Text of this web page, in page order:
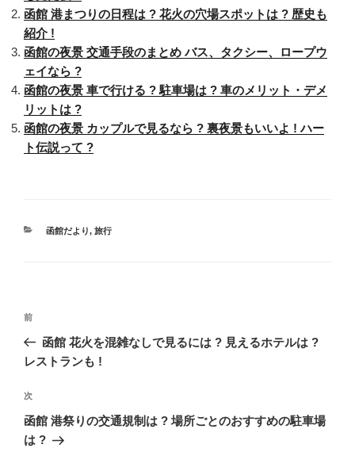
函館 港まつりの日程は ? 花火の穴場スポットは ? 歴史も
紹介 !
函館の夜景 交通手段のまとめ バス、タクシー、ロープウ
ェイなら ?
函館の夜景 車で行ける ? 駐車場は ? 車のメリット・デメ
リットは ?
函館の夜景 カップルで見るなら ? 裏夜景もいいよ ! ハー
ト伝説って ?
カ
函館だより, 旅行
投
ナ
ゲ
ー
シ
過
去
の
稿
前
函館 花火を混雑なしで見るには ? 見えるホテルは ?
レストランも !
次
の
投
次
函館 港祭りの交通規制は ? 場所ごとのおすすめの駐車場
は ?